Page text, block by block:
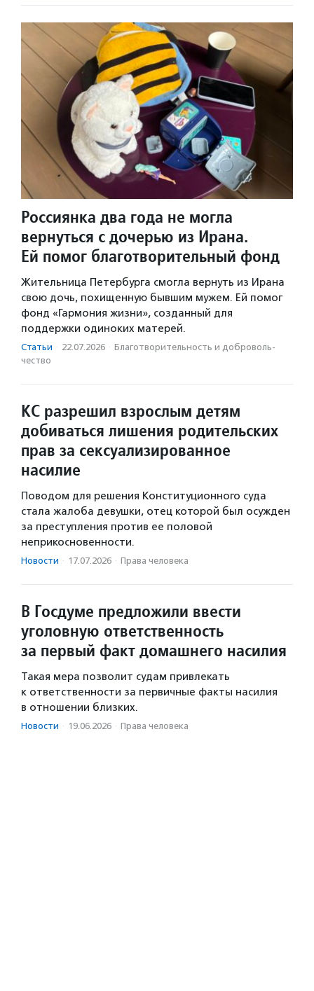
Россиянка два года не могла
вернуться с дочерью из Ирана.
Ей помог благотворительный фонд
Жительница Петербурга смогла вернуть из Ирана
свою дочь, похищенную бывшим мужем. Ей помог
фонд «Гармония жизни», созданный для
поддержки одиноких матерей.
Статьи · 22.07.2026 · Благотвори­тель­ность и доброволь­
чест­во
КС разрешил взрослым детям
добиваться лишения родительских
прав за сексуализированное
насилие
Поводом для решения Конституционного суда
стала жалоба девушки, отец которой был осужден
за преступления против ее половой
неприкосновенности.
Новости · 17.07.2026 · Права человека
В Госдуме предложили ввести
уголовную ответственность
за первый факт домашнего насилия
Такая мера позволит судам привлекать
к ответственности за первичные факты насилия
в отношении близких.
Новости · 19.06.2026 · Права человека